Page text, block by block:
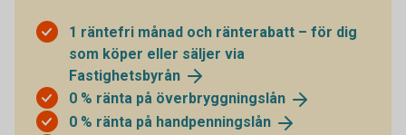
1 räntefri månad och ränterabatt – för dig
som köper eller säljer via
Fastighetsbyrån
0 % ränta på överbryggningslån
0 % ränta på handpenningslån